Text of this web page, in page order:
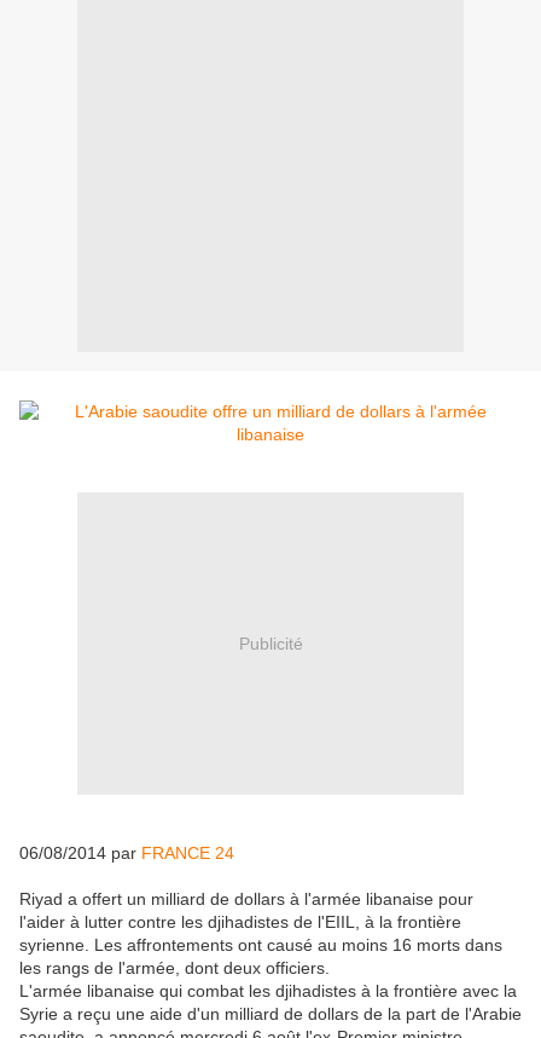
Publicité
06/08/2014 par FRANCE 24
Riyad a offert un milliard de dollars à l'armée libanaise pour
l'aider à lutter contre les djihadistes de l'EIIL, à la frontière
syrienne. Les affrontements ont causé au moins 16 morts dans
les rangs de l'armée, dont deux officiers.
L'armée libanaise qui combat les djihadistes à la frontière avec la
Syrie a reçu une aide d'un milliard de dollars de la part de l'Arabie